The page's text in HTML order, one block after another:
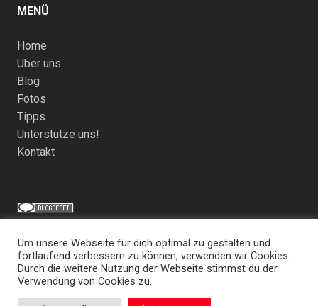
MENÜ
Home
Über uns
Blog
Fotos
Tipps
Unterstütze uns!
Kontakt
Impressum & Datenschutz
Um unsere Webseite für dich optimal zu gestalten und
fortlaufend verbessern zu können, verwenden wir Cookies.
Durch die weitere Nutzung der Webseite stimmst du der
Verwendung von Cookies zu.